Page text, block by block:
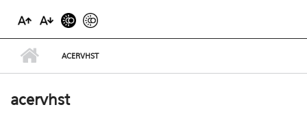
ACERVHST
acervhst